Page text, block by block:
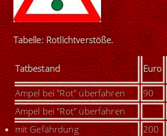
Tabelle: Rotlichtverstöße.
Tatbestand Euro
Ampel bei "Rot" überfahren
90
Ampel bei "Rot" überfahren
mit Gefährdung
200